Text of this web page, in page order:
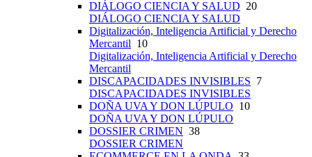
DIÁLOGO CIENCIA Y SALUD 20
DIÁLOGO CIENCIA Y SALUD
Digitalización, Inteligencia Artificial y Derecho
Mercantil 10
Digitalización, Inteligencia Artificial y Derecho
Mercantil
DISCAPACIDADES INVISIBLES 7
DISCAPACIDADES INVISIBLES
DOÑA UVA Y DON LÚPULO 10
DOÑA UVA Y DON LÚPULO
DOSSIER CRIMEN 38
DOSSIER CRIMEN